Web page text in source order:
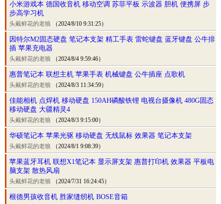
小米游戏本 德国收音机 移动空调 苏菲平板 示波器 胆机 便携屏 步
步高学习机
头戴鲜花的老狼 （2024/8/10 9:31:25）
因特尔M2固态硬盘 笔记本支架 精工手表 雷蛇键盘 蓝牙键盘 公牛排
插 苹果充电器
头戴鲜花的老狼 （2024/8/4 9:59:46）
惠普笔记本 联想主机 苹果手表 机械键盘 公牛插座 点歌机
头戴鲜花的老狼 （2024/8/3 11:34:59）
佳能相机 点焊机 移动硬盘 150AH磷酸铁锂 电视台摄像机 480G固态
移动硬盘 大疆精灵4
头戴鲜花的老狼 （2024/8/3 9:15:00）
华硕笔记本 苹果光驱 移动硬盘 无线鼠标 效果器 笔记本支架
头戴鲜花的老狼 （2024/8/1 9:08:39）
苹果蓝牙耳机 联想X1笔记本 显示屏支架 惠普打印机 效果器 平板电
脑支架 散热风扇
头戴鲜花的老狼 （2024/7/31 16:24:45）
根德男孩收音机 胜家缝纫机 BOSE音箱